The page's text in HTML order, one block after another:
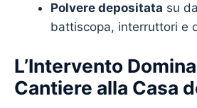
Polvere depositata su
battiscopa, interruttori e
L’Intervento
Cantiere alla Casa